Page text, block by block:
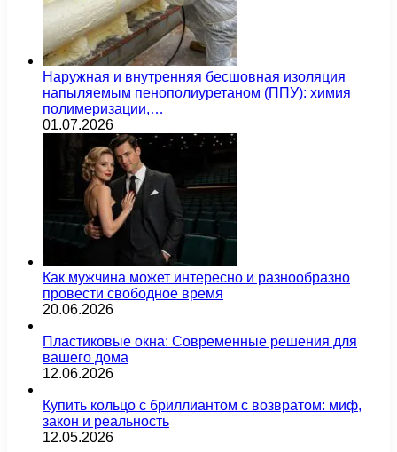
Наружная и внутренняя бесшовная изоляция
напыляемым пенополиуретаном (ППУ): химия
полимеризации,…
01.07.2026
Как мужчина может интересно и разнообразно
провести свободное время
20.06.2026
Пластиковые окна: Современные решения для
вашего дома
12.06.2026
Купить кольцо с бриллиантом с возвратом: миф,
закон и реальность
12.05.2026